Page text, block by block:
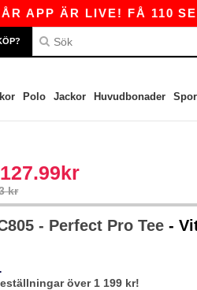
ÄR LIVE! FÅ 110 SEK
Polo Jackor Huvudbonader
127.99kr
kr
- Perfect Pro Tee -
över 1 199 kr!